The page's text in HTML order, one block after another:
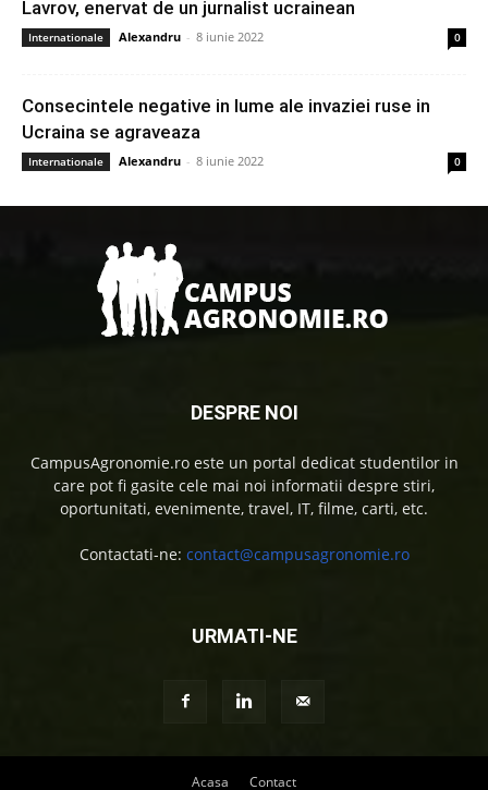
Lavrov, enervat de un jurnalist ucrainean
Internationale Alexandru - 8 iunie 2022 0
Consecintele negative in lume ale invaziei ruse in
Ucraina se agraveaza
Internationale Alexandru - 8 iunie 2022 0
DESPRE NOI
CampusAgronomie.ro este un portal dedicat studentilor in
care pot fi gasite cele mai noi informatii despre stiri,
oportunitati, evenimente, travel, IT, filme, carti, etc.
Contactati-ne: contact@campusagronomie.ro
URMATI-NE
Acasa Contact